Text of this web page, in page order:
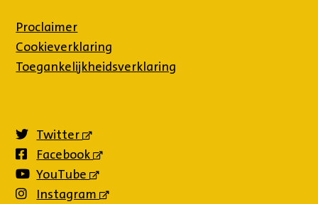
Proclaimer
Cookieverklaring
Toegankelijkheidsverklaring
Twitter
(externe
Facebook
(externe
YouTube
(externe
Instagram
(externe